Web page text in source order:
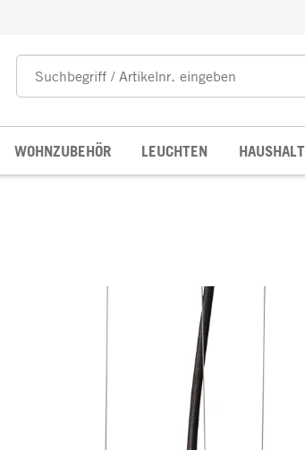
WOHNZUBEHÖR LEUCHTEN HAUSHALT